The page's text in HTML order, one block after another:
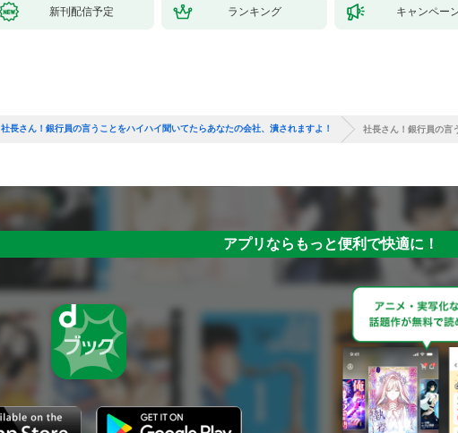
新刊配信予定 ランキング キャンペー
社長さん！銀行員の言うことをハイハイ聞いてたらあなたの会社、潰されますよ！ 社長さん！銀行員の言
アプリならもっと便利で快適に！